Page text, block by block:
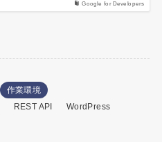
Google for Developers
作業環境
REST API
WordPress